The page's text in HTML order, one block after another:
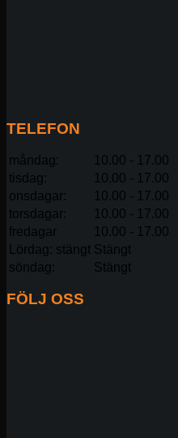
TELEFON
måndag:
10.00 - 17.00
tisdag:
10.00 - 17.00
onsdagar:
10.00 - 17.00
torsdagar:
10.00 - 17.00
fredagar
10.00 - 17.00
Lördag: stängt Stängt
söndag:
Stängt
FÖLJ OSS